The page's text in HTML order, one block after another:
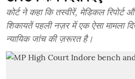
कोर्ट ने कहा कि तस्वीरें, मेडिकल रिपोर्ट
शिकायतें पहली नज़र में एक ऐसा मामला
न्यायिक जांच की ज़रूरत है।